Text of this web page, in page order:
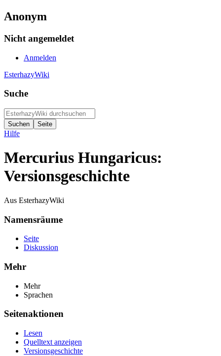
Anonym
Nicht angemeldet
Anmelden
EsterhazyWiki
Suche
Hilfe
Mercurius Hungaricus:
Versionsgeschichte
Aus EsterhazyWiki
Namensräume
Seite
Diskussion
Mehr
Mehr
Sprachen
Seitenaktionen
Lesen
Quelltext anzeigen
Versionsgeschichte